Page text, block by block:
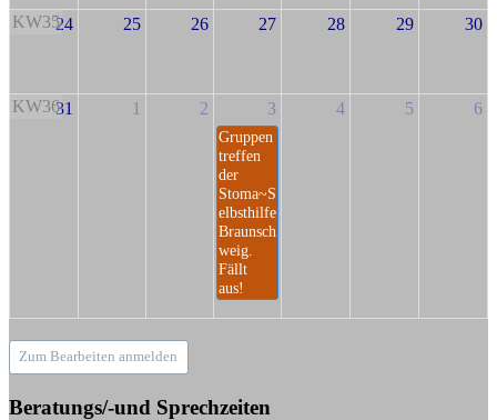
KW3524 25 26 27 28 29 30
KW3631 1 2 3
Gruppen
treffen
der
Stoma~S
elbsthilfe
Braunsch
weig.
Fällt
aus!
4 5 6
Zum Bearbeiten anmelden
Beratungs/-und Sprechzeiten